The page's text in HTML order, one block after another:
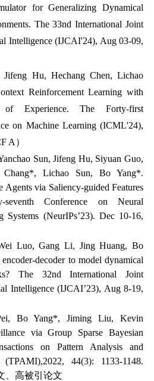
for Generalizing Dynamical
The 33nd International Joint
Intelligence(IJCAI'24), Aug 03-09,
Hu, Hechang Chen, Lichao
Reinforcement Learning with
of Experience.The Forty-first
on Machine Learning(ICML'24),
A）
Sun, Jifeng Hu, Siyuan Guo,
Lichao Sun, Bo Yang*.
Agents via Saliency-guided Features
seventh Conference on Neural
Systems (NeurIPs’23). Dec 10-16,
Luo, Gang Li, Jing Huang, Bo
decoder to model dynamical
The 32nd International Joint
Intelligence(IJCAI’23), Aug 8-19,
Bo Yang*, Jiming Liu, Kevin
via Group Sparse Bayesian
on Pattern Analysis and
(TPAMI),2022, 44(3): 1133-1148.
、高被引论文